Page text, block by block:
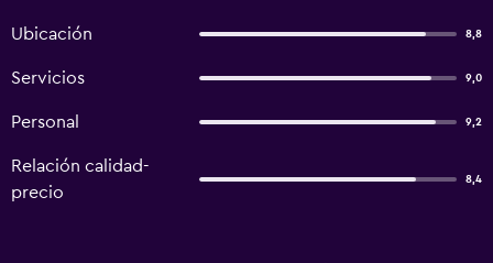
Ubicación 8,8
Servicios 9,0
Personal 9,2
Relación calidad-
precio
8,4